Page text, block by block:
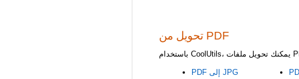
تحويل من PDF
PDF إلى JPG